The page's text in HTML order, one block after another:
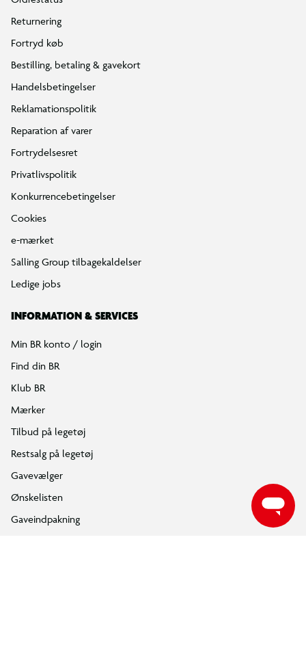
Min BR konto / login
Find din BR
Klub BR
Mærker
Tilbud på legetøj
Restsalg på legetøj
Gavevælger
Ønskelisten
Gaveindpakning
Katalog
Events
Click&Collect
Gavekort
Om BR
Følg BR på Facebook
Følg BR på Instagram
Følg BR på Youtube
ÅBNINGSTIDER